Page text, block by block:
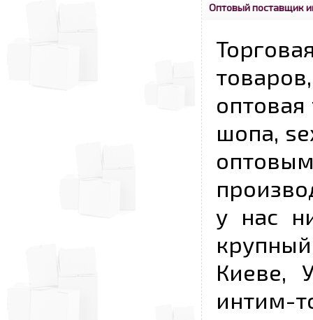
Оптовый поставщик
шопа,
у нас
Киеве,